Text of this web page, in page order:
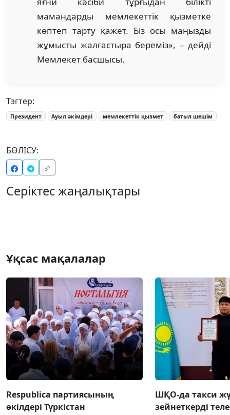
мамандарды мемлекеттік қызметке
көптеп тарту қажет. Біз осы маңызды
жұмысты жалғастыра береміз», – дейді
Мемлекет басшысы.
Тэгтер:
Президент Ауыл әкімдері мемлекеттік қызмет батыл шешім
БӨЛІСУ:
Серіктес жаңалықтары
Ұқсас мақалалар
Respublica партиясының
өкілдері Түркістан
ШҚО-да такси
зейнеткерді